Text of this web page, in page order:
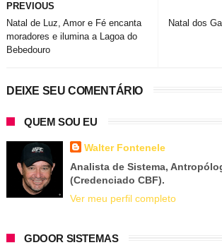
Natal dos
PREVIOUS
Natal de Luz, Amor e Fé encanta
moradores e ilumina a Lagoa do
Bebedouro
DEIXE SEU COMENTÁRIO
QUEM SOU EU
Walter Fontenele
Analista de Sistema,
(Credenciado CBF).
Ver meu perfil completo
GDOOR SISTEMAS